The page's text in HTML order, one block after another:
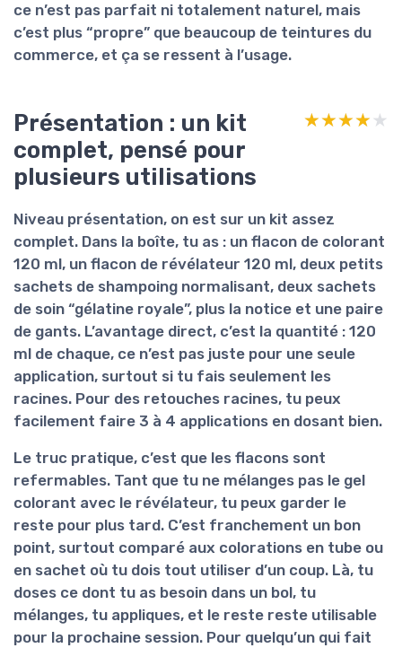
ce n’est pas parfait ni totalement naturel, mais
c’est plus “propre” que beaucoup de teintures du
commerce, et ça se ressent à l’usage.
Présentation : un kit
complet, pensé pour
plusieurs utilisations
★★★★★
★★★★★
Niveau présentation, on est sur un kit assez
complet. Dans la boîte, tu as : un flacon de colorant
120 ml, un flacon de révélateur 120 ml, deux petits
sachets de shampoing normalisant, deux sachets
de soin “gélatine royale”, plus la notice et une paire
de gants. L’avantage direct, c’est la quantité : 120
ml de chaque, ce n’est pas juste pour une seule
application, surtout si tu fais seulement les
racines. Pour des retouches racines, tu peux
facilement faire 3 à 4 applications en dosant bien.
Le truc pratique, c’est que les flacons sont
refermables. Tant que tu ne mélanges pas le gel
colorant avec le révélateur, tu peux garder le
reste pour plus tard. C’est franchement un bon
point, surtout comparé aux colorations en tube ou
en sachet où tu dois tout utiliser d’un coup. Là, tu
doses ce dont tu as besoin dans un bol, tu
mélanges, tu appliques, et le reste reste utilisable
pour la prochaine session. Pour quelqu’un qui fait